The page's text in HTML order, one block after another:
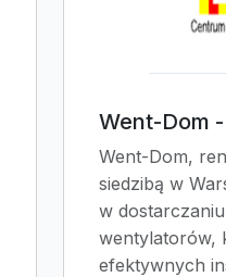
Went-Dom
Went-Dom,
siedzibą w
w
wentylatorów,
efektywnych